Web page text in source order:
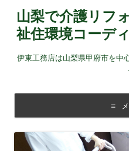
山梨で介護リフ
祉住環境コーデ
伊東工務店は山梨県甲府市を中
コンテンツに移動する